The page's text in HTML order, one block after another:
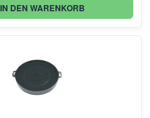
IN DEN WARENKORB